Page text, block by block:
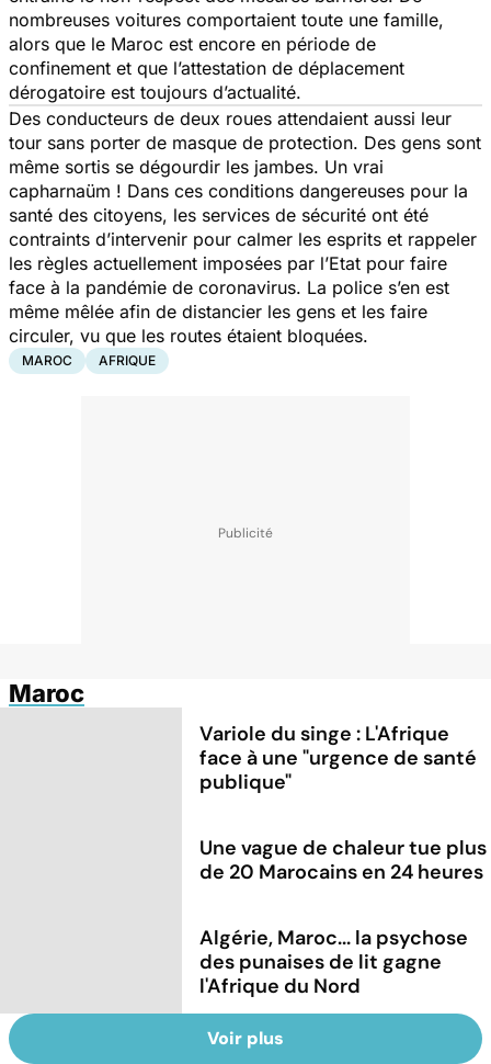
nombreuses voitures comportaient toute une famille,
alors que le Maroc est encore en période de
confinement et que l’attestation de déplacement
dérogatoire est toujours d’actualité.
Des conducteurs de deux roues attendaient aussi leur
tour sans porter de masque de protection. Des gens sont
même sortis se dégourdir les jambes. Un vrai
capharnaüm ! Dans ces conditions dangereuses pour la
santé des citoyens, les services de sécurité ont été
contraints d’intervenir pour calmer les esprits et rappeler
les règles actuellement imposées par l’Etat pour faire
face à la pandémie de coronavirus. La police s’en est
même mêlée afin de distancier les gens et les faire
circuler, vu que les routes étaient bloquées.
MAROC AFRIQUE
Maroc
Variole du singe : L'Afrique
face à une "urgence de santé
publique"
Une vague de chaleur tue plus
de 20 Marocains en 24 heures
Algérie, Maroc... la psychose
des punaises de lit gagne
l'Afrique du Nord
Voir plus